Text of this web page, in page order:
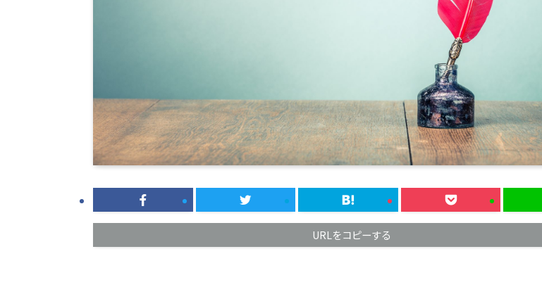
URLをコピーする